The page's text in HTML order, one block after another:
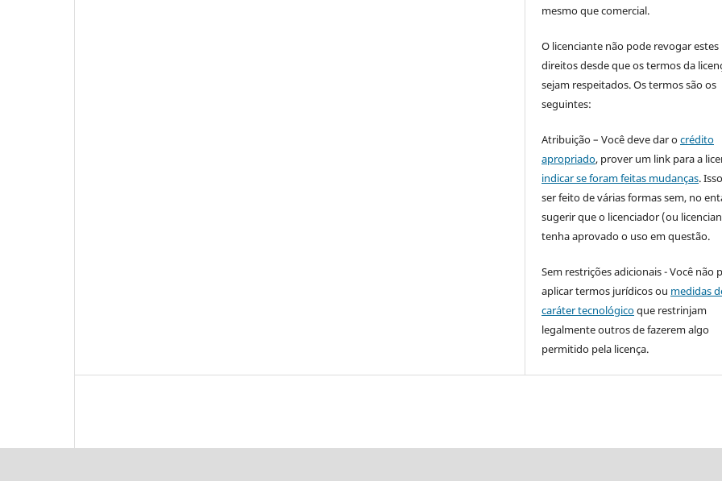
mesmo que comercial.
O licenciante não pode revogar estes
direitos desde que os termos da
sejam respeitados. Os termos são os
seguintes:
Atribuição – Você deve dar ocrédito
apropriado, prover um link para a
indicar se foram feitas mudanças.
ser feito de várias formas sem, no
sugerir que o licenciador (ou
tenha aprovado o uso em questão.
Sem restrições adicionais - Você não
aplicar termos jurídicos ou medidas
caráter tecnológicoque restrinjam
legalmente outros de fazerem algo
permitido pela licença.